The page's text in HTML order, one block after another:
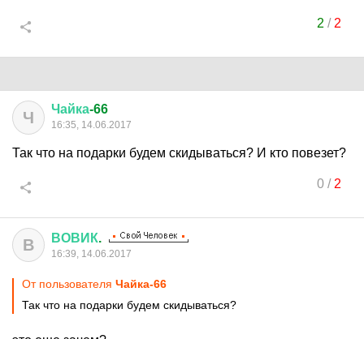
2 / 2
Ч Чайка-66
16:35, 14.06.2017
Так что на подарки будем скидываться? И кто повезет?
0/ 2
В ВОВИК.
16:39, 14.06.2017
От пользователя Чайка-66
Так что на подарки будем скидываться?